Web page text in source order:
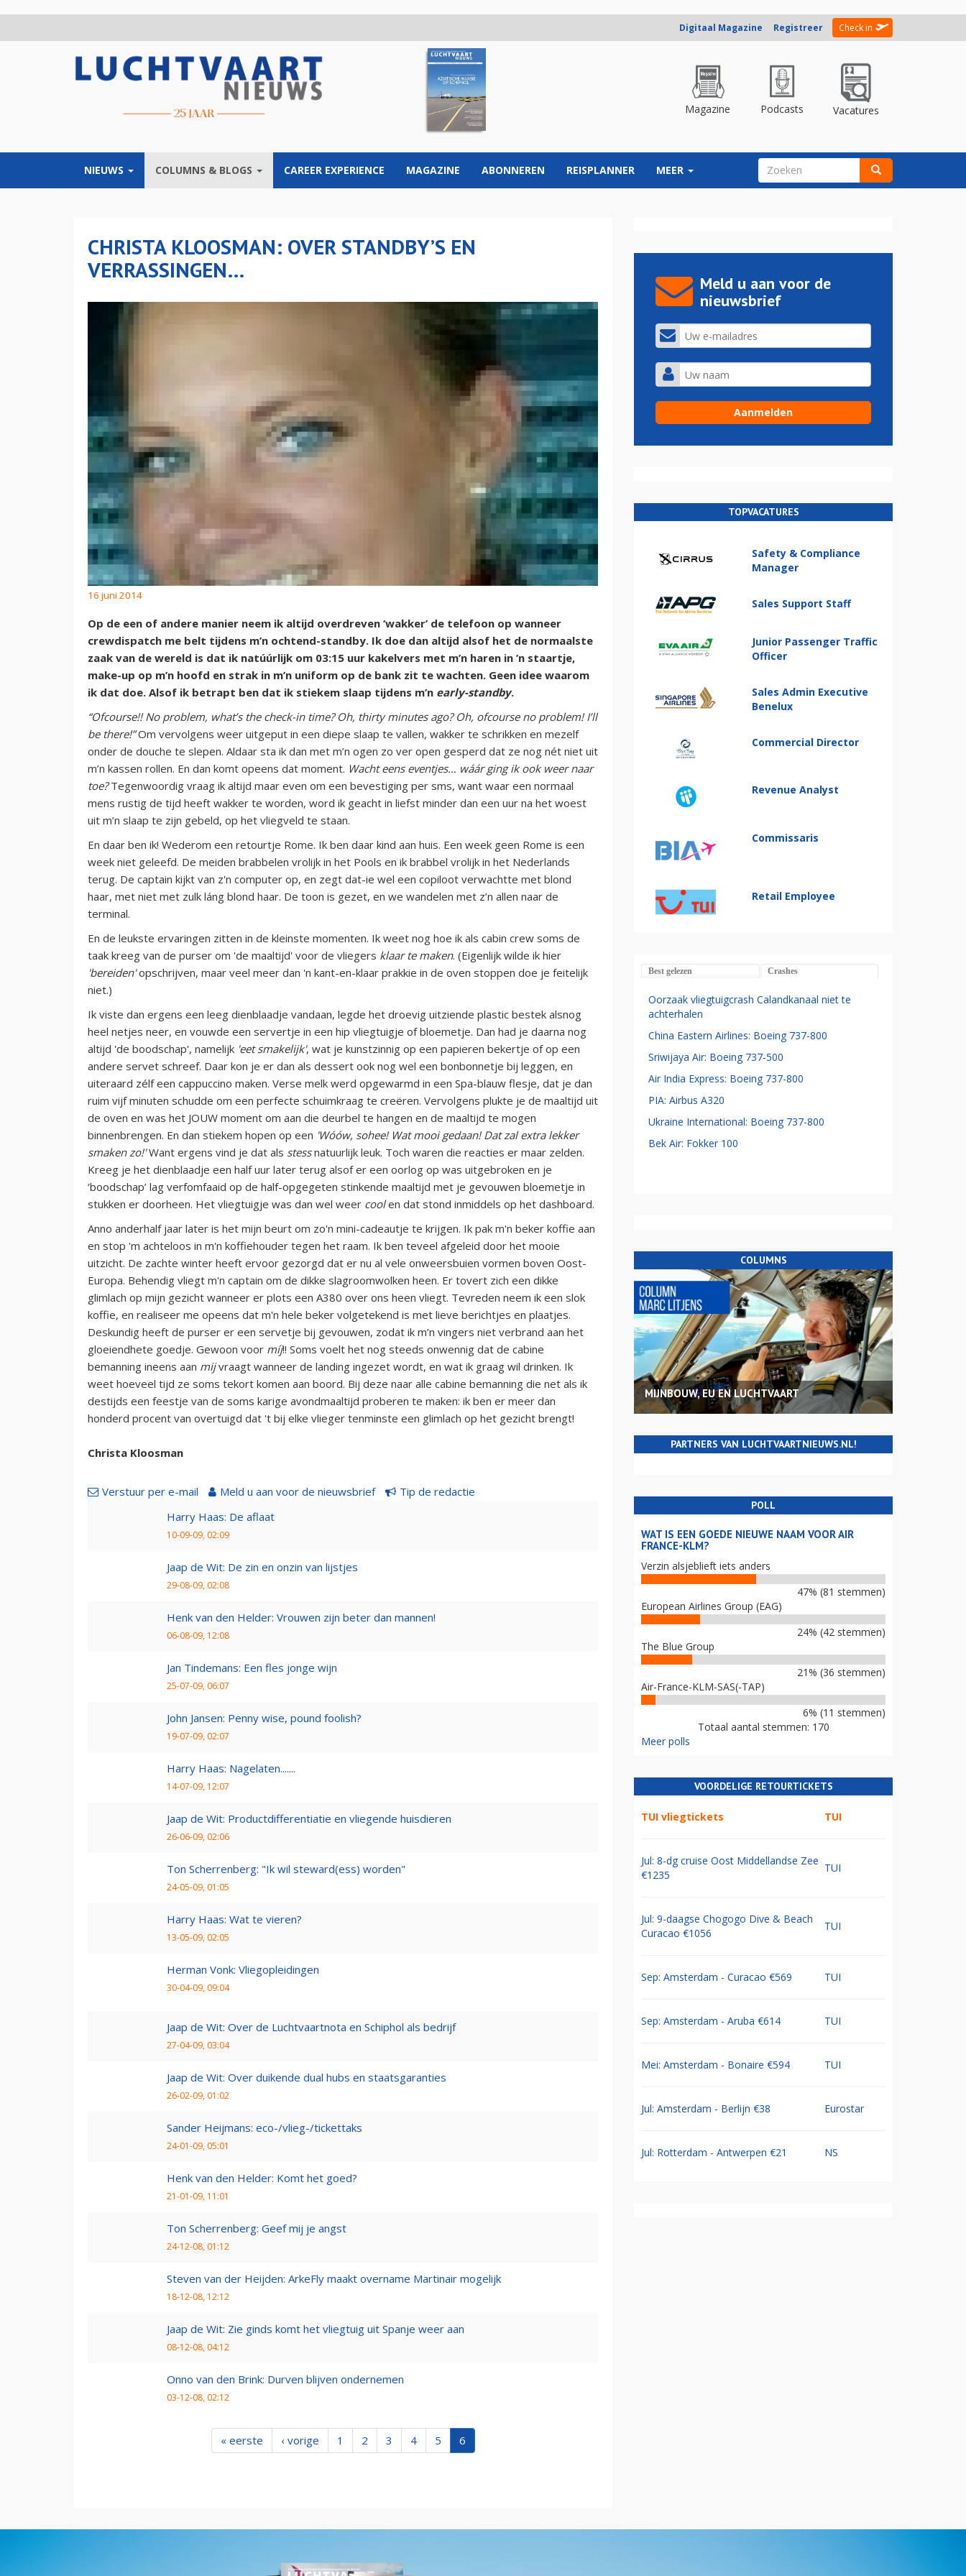
Digitaal Magazine Registreer Check in
Magazine Podcasts Vacatures
NIEUWS COLUMNS & BLOGS CAREER EXPERIENCE MAGAZINE ABONNEREN REISPLANNER MEER ZOEKVELD
CHRISTA KLOOSMAN: OVER STANDBY’S EN
VERRASSINGEN…
16 juni 2014
Op de een of andere manier neem ik altijd overdreven ‘wakker’ de telefoon op wanneer
crewdispatch me belt tijdens m’n ochtend-standby. Ik doe dan altijd alsof het de normaalste
zaak van de wereld is dat ik natúúrlijk om 03:15 uur kakelvers met m’n haren in ’n staartje,
make-up op m’n hoofd en strak in m’n uniform op de bank zit te wachten. Geen idee waarom
ik dat doe. Alsof ik betrapt ben dat ik stiekem slaap tijdens m’n early-standby.
“Ofcourse!! No problem, what’s the check-in time? Oh, thirty minutes ago? Oh, ofcourse no problem! I’ll
be there!”Om vervolgens weer uitgeput in een diepe slaap te vallen, wakker te schrikken en mezelf
onder de douche te slepen. Aldaar sta ik dan met m’n ogen zo ver open gesperd dat ze nog nét niet uit
m’n kassen rollen. En dan komt opeens dat moment. Wacht eens eventjes… wáár ging ik ook weer naar
toe?Tegenwoordig vraag ik altijd maar even om een bevestiging per sms, want waar een normaal
mens rustig de tijd heeft wakker te worden, word ik geacht in liefst minder dan een uur na het woest
uit m’n slaap te zijn gebeld, op het vliegveld te staan.
En daar ben ik! Wederom een retourtje Rome. Ik ben daar kind aan huis. Een week geen Rome is een
week niet geleefd. De meiden brabbelen vrolijk in het Pools en ik brabbel vrolijk in het Nederlands
terug. De captain kijkt van z'n computer op, en zegt dat-ie wel een copiloot verwachtte met blond
haar, met niet met zulk láng blond haar. De toon is gezet, en we wandelen met z’n allen naar de
terminal.
En de leukste ervaringen zitten in de kleinste momenten. Ik weet nog hoe ik als cabin crew soms de
taak kreeg van de purser om 'de maaltijd' voor de vliegers klaar te maken. (Eigenlijk wilde ik hier
'bereiden'opschrijven, maar veel meer dan 'n kant-en-klaar prakkie in de oven stoppen doe je feitelijk
niet.)
Ik viste dan ergens een leeg dienblaadje vandaan, legde het droevig uitziende plastic bestek alsnog
heel netjes neer, en vouwde een servertje in een hip vliegtuigje of bloemetje. Dan had je daarna nog
altijd 'de boodschap', namelijk 'eet smakelijk', wat je kunstzinnig op een papieren bekertje of op een
andere servet schreef. Daar kon je er dan als dessert ook nog wel een bonbonnetje bij leggen, en
uiteraard zélf een cappuccino maken. Verse melk werd opgewarmd in een Spa-blauw flesje, dat je dan
ruim vijf minuten schudde om een perfecte schuimkraag te creëren. Vervolgens plukte je de maaltijd uit
de oven en was het JOUW moment om aan die deurbel te hangen en de maaltijd te mogen
binnenbrengen. En dan stiekem hopen op een 'Wóów, sohee! Wat mooi gedaan! Dat zal extra lekker
smaken zo!'Want ergens vind je dat als stessnatuurlijk leuk. Toch waren die reacties er maar zelden.
Kreeg je het dienblaadje een half uur later terug alsof er een oorlog op was uitgebroken en je
‘boodschap’ lag verfomfaaid op de half-opgegeten stinkende maaltijd met je gevouwen bloemetje in
stukken er doorheen. Het vliegtuigje was dan wel weer coolen dat stond inmiddels op het dashboard.
Anno anderhalf jaar later is het mijn beurt om zo'n mini-cadeautje te krijgen. Ik pak m'n beker koffie aan
en stop 'm achteloos in m'n koffiehouder tegen het raam. Ik ben teveel afgeleid door het mooie
uitzicht. De zachte winter heeft ervoor gezorgd dat er nu al vele onweersbuien vormen boven Oost-
Europa. Behendig vliegt m'n captain om de dikke slagroomwolken heen. Er tovert zich een dikke
glimlach op mijn gezicht wanneer er plots een A380 over ons heen vliegt. Tevreden neem ik een slok
koffie, en realiseer me opeens dat m'n hele beker volgetekend is met lieve berichtjes en plaatjes.
Deskundig heeft de purser er een servetje bij gevouwen, zodat ik m’n vingers niet verbrand aan het
gloeiendhete goedje. Gewoon voor míj!! Soms voelt het nog steeds onwennig dat de cabine
bemanning ineens aan mijvraagt wanneer de landing ingezet wordt, en wat ik graag wil drinken. Ik
weet hoeveel tijd ze soms tekort komen aan boord. Bij deze naar alle cabine bemanning die net als ik
destijds een feestje van de soms karige avondmaaltijd proberen te maken: ik ben er meer dan
honderd procent van overtuigd dat 't bij elke vlieger tenminste een glimlach op het gezicht brengt!
Christa Kloosman
Verstuur per e-mail Meld u aan voor de nieuwsbrief
Tip de redactie
Harry Haas: De aflaat
10-09-09, 02:09
Jaap de Wit: De zin en onzin van lijstjes
29-08-09, 02:08
Henk van den Helder: Vrouwen zijn beter dan mannen!
06-08-09, 12:08
Jan Tindemans: Een fles jonge wijn
25-07-09, 06:07
John Jansen: Penny wise, pound foolish?
19-07-09, 02:07
Harry Haas: Nagelaten.......
14-07-09, 12:07
Jaap de Wit: Productdifferentiatie en vliegende huisdieren
26-06-09, 02:06
Ton Scherrenberg: "Ik wil steward(ess) worden"
24-05-09, 01:05
Harry Haas: Wat te vieren?
13-05-09, 02:05
Herman Vonk: Vliegopleidingen
30-04-09, 09:04
Jaap de Wit: Over de Luchtvaartnota en Schiphol als bedrijf
27-04-09, 03:04
Jaap de Wit: Over duikende dual hubs en staatsgaranties
26-02-09, 01:02
Sander Heijmans: eco-/vlieg-/tickettaks
24-01-09, 05:01
Henk van den Helder: Komt het goed?
21-01-09, 11:01
Ton Scherrenberg: Geef mij je angst
24-12-08, 01:12
Steven van der Heijden: ArkeFly maakt overname Martinair mogelijk
18-12-08, 12:12
Jaap de Wit: Zie ginds komt het vliegtuig uit Spanje weer aan
08-12-08, 04:12
Onno van den Brink: Durven blijven ondernemen
03-12-08, 02:12
« eerste ‹ vorige 1 2 3 4 5 6
Meld u aan voor de
nieuwsbrief
TOPVACATURES
Safety & Compliance
Manager
Sales Support Staff
Junior Passenger Traffic
Officer
Sales Admin Executive
Benelux
Commercial Director
Revenue Analyst
Commissaris
Retail Employee
Best gelezen Crashes
Oorzaak vliegtuigcrash Calandkanaal niet te
achterhalen
China Eastern Airlines: Boeing 737-800
Sriwijaya Air: Boeing 737-500
Air India Express: Boeing 737-800
PIA: Airbus A320
Ukraine International: Boeing 737-800
Bek Air: Fokker 100
COLUMNS
MIJNBOUW, EU EN LUCHTVAART
PARTNERS VAN LUCHTVAARTNIEUWS.NL!
POLL
WAT IS EEN GOEDE NIEUWE NAAM VOOR AIR
FRANCE-KLM?
Verzin alsjeblieft iets anders
47% (81 stemmen)
European Airlines Group (EAG)
24% (42 stemmen)
The Blue Group
21% (36 stemmen)
Air-France-KLM-SAS(-TAP)
6% (11 stemmen)
Totaal aantal stemmen: 170
Meer polls
VOORDELIGE RETOURTICKETS
TUI vliegtickets TUI
Jul: 8-dg cruise Oost Middellandse Zee
€1235
TUI
Jul: 9-daagse Chogogo Dive & Beach
Curacao €1056
TUI
Sep: Amsterdam - Curacao €569 TUI
Sep: Amsterdam - Aruba €614 TUI
Mei: Amsterdam - Bonaire €594 TUI
Jul: Amsterdam - Berlijn €38 Eurostar
Jul: Rotterdam - Antwerpen €21 NS